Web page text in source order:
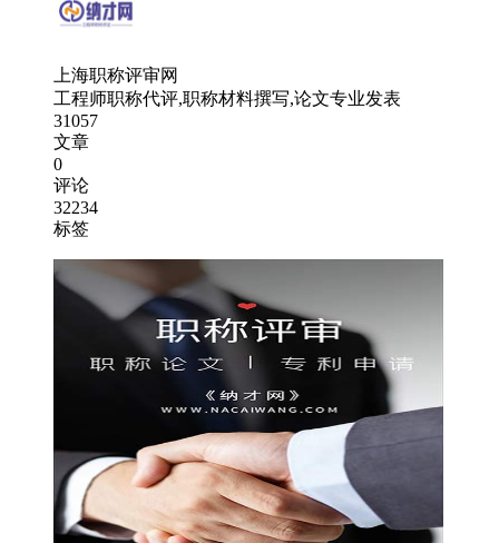
上海职称评审网
工程师职称代评,职称材料撰写,论文专业发表
31057
文章
0
评论
32234
标签